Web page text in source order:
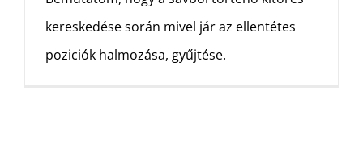
kereskedése során mivel jár az ellentétes
poziciók halmozása, gyűjtése.